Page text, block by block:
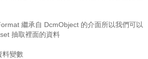
繼承自 DcmObject 的介面所以我們可以
抽取裡面的資料
料變數